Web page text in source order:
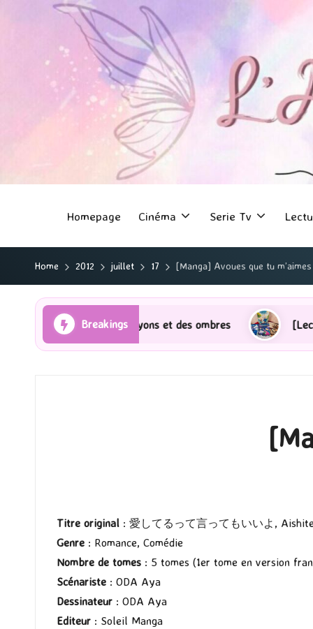
Homepage Cinéma Serie Tv
Home 2012 juillet 17 [Manga] Avoues que tu
Breakings
Les Rayons et des ombres [Lecture] Gardiens
Titre original : 愛してるって言ってもいいよ,
Genre : Romance, Comédie
Nombre de tomes : 5 tomes (1er tome en version
Scénariste : ODA Aya
Dessinateur : ODA Aya
Editeur : Soleil Manga